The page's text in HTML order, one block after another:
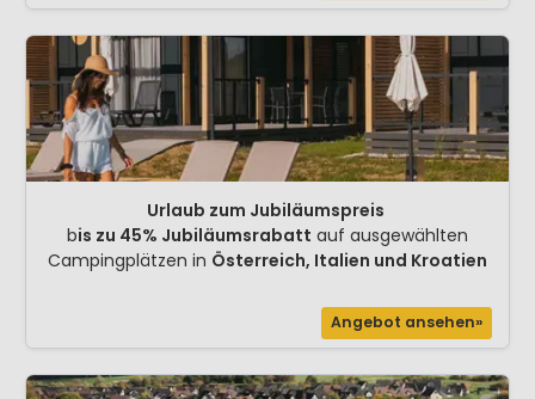
Urlaub zum Jubiläumspreis
bis zu 45% Jubiläumsrabatt auf ausgewählten
Campingplätzen in Österreich, Italien und Kroatien
Angebot ansehen»